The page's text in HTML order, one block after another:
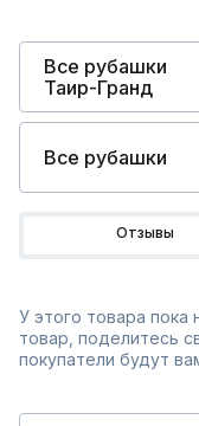
Все рубашки
Таир-Гранд
Все рубашки
Отзывы
У этого товара пока
товар, поделитесь
покупатели будут